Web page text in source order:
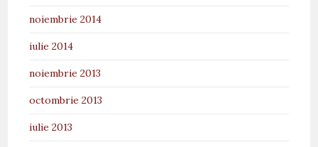
noiembrie 2014
iulie 2014
noiembrie 2013
octombrie 2013
iulie 2013